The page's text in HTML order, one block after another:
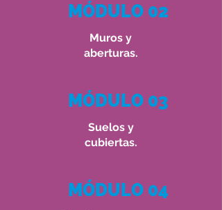
MÓDULO 02
Muros y
aberturas.
MÓDULO 03
Suelos y
cubiertas.
MÓDULO 04